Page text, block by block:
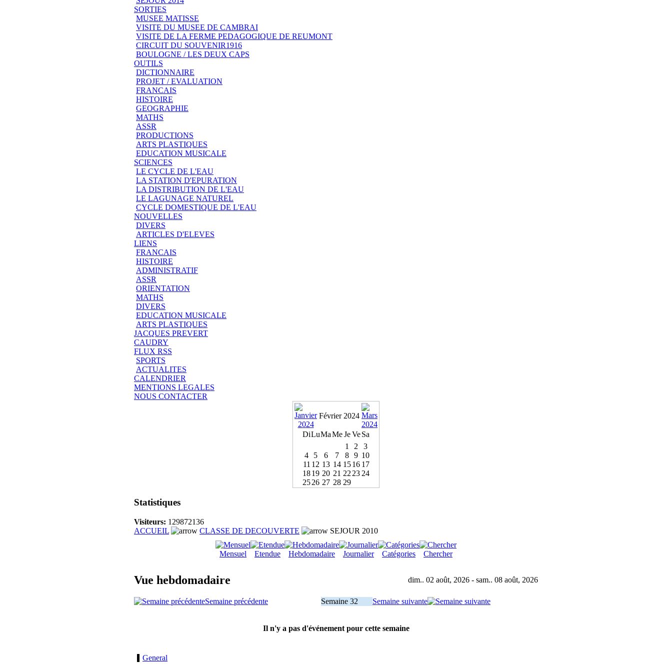
SORTIES
MUSEE MATISSE
VISITE DU MUSEE DE CAMBRAI
VISITE DE LA FERME PEDAGOGIQUE DE REUMONT
CIRCUIT DU SOUVENIR1916
BOULOGNE / LES DEUX CAPS
OUTILS
DICTIONNAIRE
PROJET / EVALUATION
FRANCAIS
HISTOIRE
GEOGRAPHIE
MATHS
ASSR
PRODUCTIONS
ARTS PLASTIQUES
EDUCATION MUSICALE
SCIENCES
LE CYCLE DE L'EAU
LA STATION D'EPURATION
LA DISTRIBUTION DE L'EAU
LE LAGUNAGE NATUREL
CYCLE DOMESTIQUE DE L'EAU
NOUVELLES
DIVERS
ARTICLES D'ELEVES
LIENS
FRANCAIS
HISTOIRE
ADMINISTRATIF
ASSR
ORIENTATION
MATHS
DIVERS
EDUCATION MUSICALE
ARTS PLASTIQUES
JACQUES PREVERT
CAUDRY
FLUX RSS
SPORTS
ACTUALITES
CALENDRIER
MENTIONS LEGALES
NOUS CONTACTER
Février 2024
DiLuMaMe Je Ve Sa
1
2
3
4
5 6 7 8 9 10
11 12 13 14 1516 17
1819 20 21 22 23 24
2526 27 28 29
Statistiques
Visiteurs: 129872136
ACCUEIL
CLASSE DE DECOUVERTE SEJOUR 2010
Mensuel Etendue Hebdomadaire Journalier Catégories Chercher
Vue hebdomadaire dim.. 02 août, 2026 - sam.. 08 août, 2026
Semaine précédente Semaine 32 Semaine suivante
Il n'y a pas d'événement pour cette semaine
General